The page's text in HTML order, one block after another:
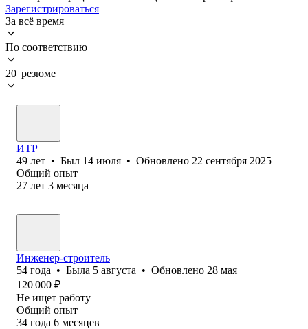
Зарегистрироваться
За всё время
По соответствию
20 резюме
ИТР
49 лет • Был 14 июля • Обновлено 22 сентября 2025
Общий опыт
27 лет 3 месяца
Инженер-строитель
54 года • Была 5 августа • Обновлено 28 мая
120 000 ₽
Не ищет работу
Общий опыт
34 года 6 месяцев